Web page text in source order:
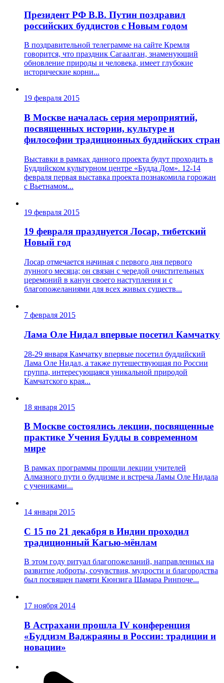
Президент РФ В.В. Путин поздравил
российских буддистов с Новым годом
В поздравительной телеграмме на сайте Кремля
говорится, что праздник Сагаалган, знаменующий
обновление природы и человека, имеет глубокие
исторические корни...
19 февраля 2015
В Москве началась серия мероприятий,
посвященных истории, культуре и
философии традиционных буддийских стран
Выставки в рамках данного проекта будут проходить в
Буддийском культурном центре «Будда Дом». 12-14
февраля первая выставка проекта познакомила горожан
с Вьетнамом...
19 февраля 2015
19 февраля празднуется Лосар, тибетский
Новый год
Лосар отмечается начиная с первого дня первого
лунного месяца; он связан с чередой очистительных
церемоний в канун своего наступления и с
благопожеланиями для всех живых существ...
7 февраля 2015
Лама Оле Нидал впервые посетил Камчатку
28-29 января Камчатку впервые посетил буддийский
Лама Оле Нидал, а также путешествующая по России
группа, интересующаяся уникальной природой
Камчатского края...
18 января 2015
В Москве состоялись лекции, посвященные
практике Учения Будды в современном
мире
В рамках программы прошли лекции учителей
Алмазного пути о буддизме и встреча Ламы Оле Нидала
с учениками...
14 января 2015
С 15 по 21 декабря в Индии проходил
традиционный Кагью-мёнлам
В этом году ритуал благопожеланий, направленных на
развитие доброты, сочувствия, мудрости и благородства
был посвящен памяти Кюнзига Шамара Ринпоче...
17 ноября 2014
В Астрахани прошла IV конференция
«Буддизм Ваджраяны в России: традиции и
новации»